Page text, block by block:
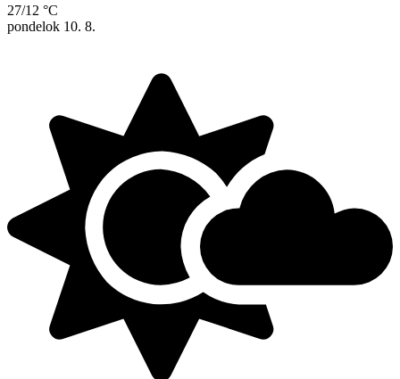
27/12 °C
pondelok 10. 8.